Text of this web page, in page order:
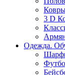
3 D
Одежда.